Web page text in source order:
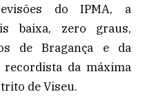
do IPMA, a
baixa, zero graus,
de Bragança e da
da máxima
de Viseu.